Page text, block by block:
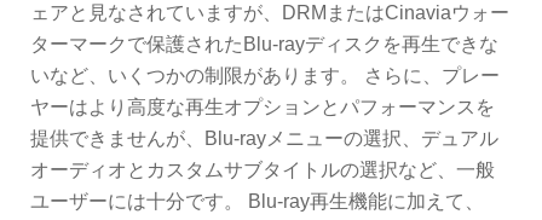
ェアと見なされていますが、DRMまたはCinaviaウォー
ターマークで保護されたBlu-rayディスクを再生できな
いなど、いくつかの制限があります。 さらに、プレー
ヤーはより高度な再生オプションとパフォーマンスを
提供できませんが、Blu-rayメニューの選択、デュアル
オーディオとカスタムサブタイトルの選択など、一般
ユーザーには十分です。 Blu-ray再生機能に加えて、